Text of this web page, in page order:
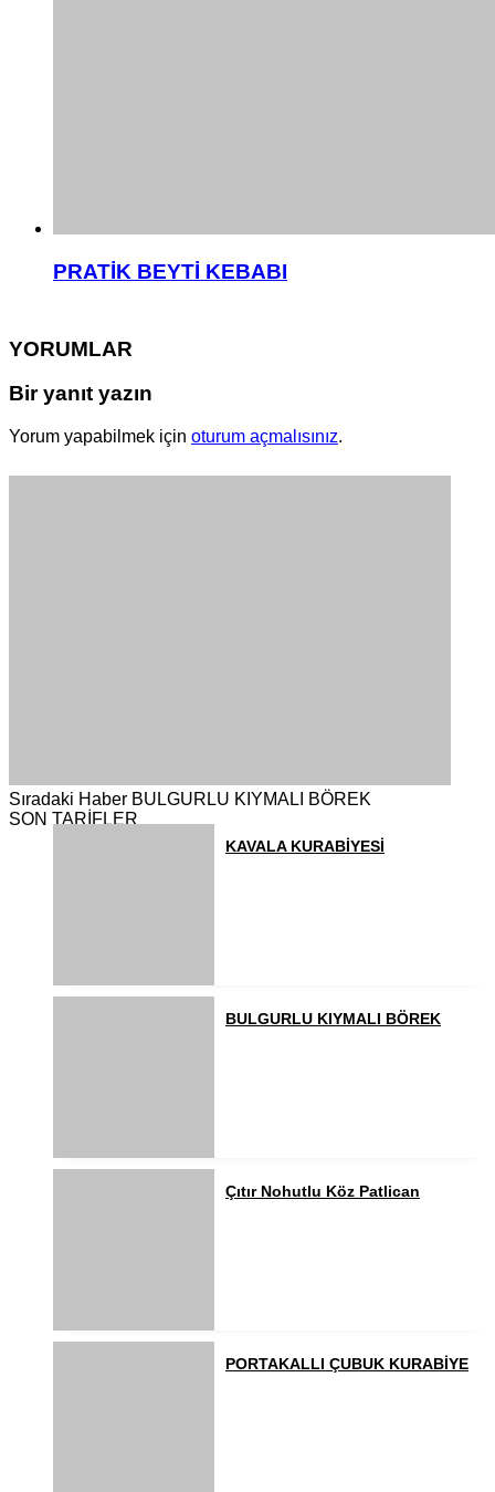
PRATİK BEYTİ KEBABI
YORUMLAR
Bir yanıt yazın
Yorum yapabilmek için oturum açmalısınız.
Sıradaki Haber BULGURLU KIYMALI BÖREK
SON TARİFLER
KAVALA KURABİYESİ
BULGURLU KIYMALI BÖREK
Çıtır Nohutlu Köz Patlican
PORTAKALLI ÇUBUK KURABİYE